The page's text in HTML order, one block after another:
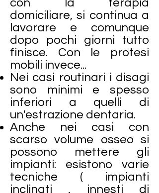
con la terapia
domiciliare, si continua a
lavorare e comunque
dopo pochi giorni tutto
finisce. Con le protesi
mobili invece...
Nei casi routinari i disagi
sono minimi e spesso
inferiori a quelli di
un'estrazione dentaria.
Anche nei casi con
scarso volume osseo si
possono mettere gli
impianti: esistono varie
tecniche ( impianti
inclinati , innesti di